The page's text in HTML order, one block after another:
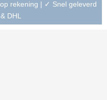
rekening | ✓ Snel geleverd
DHL